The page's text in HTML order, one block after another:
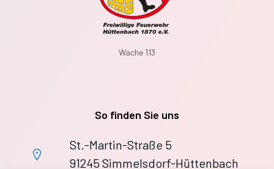
Wache 113
So finden Sie uns
St.-Martin-Straße 5
91245 Simmelsdorf-Hüttenbach